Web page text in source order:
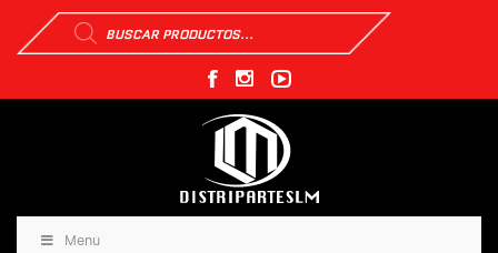
Búsqueda
de
productos
Menu